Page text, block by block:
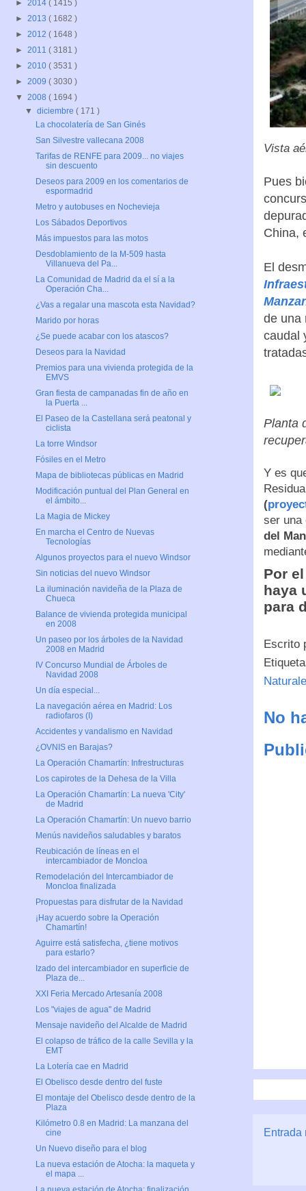
Vista
Pues
China,
El
de una
caudal
Planta
Y es
(
ser una
del
Por
haya
para
Escrito
No
Entrada
► 2014 ( 1415 )
► 2013 ( 1682 )
► 2012 ( 1648 )
► 2011 ( 3181 )
► 2010 ( 3531 )
► 2009 ( 3030 )
▼ 2008 ( 1694 )
▼diciembre( 171 )
La chocolatería de San Ginés
San Silvestre vallecana 2008
Tarifas de RENFE para 2009... no viajes
sin descuento
Deseos para 2009 en los comentarios de
espormadrid
Metro y autobuses en Nochevieja
Los Sábados Deportivos
Más impuestos para las motos
Desdoblamiento de la M-509 hasta
Villanueva del Pa...
La Comunidad de Madrid da el sí a la
Operación Cha...
¿Vas a regalar una mascota esta Navidad?
Marido por horas
¿Se puede acabar con los atascos?
Deseos para la Navidad
Premios para una vivienda protegida de la
EMVS
Gran fiesta de campanadas fin de año en
la Puerta ...
El Paseo de la Castellana será peatonal y
ciclista
La torre Windsor
Fósiles en el Metro
Mapa de bibliotecas públicas en Madrid
Modificación puntual del Plan General en
el ámbito...
La Magia de Mickey
En marcha el Centro de Nuevas
Tecnologías
Algunos proyectos para el nuevo Windsor
Sin noticias del nuevo Windsor
La iluminación navideña de la Plaza de
Chueca
Balance de vivienda protegida municipal
en 2008
Un paseo por los árboles de la Navidad
2008 en Madrid
IV Concurso Mundial de Árboles de
Navidad 2008
Un día especial...
La navegación aérea en Madrid: Los
radiofaros (I)
Accidentes y vandalismo en Navidad
¿OVNIS en Barajas?
La Operación Chamartín: Infrestructuras
Los capirotes de la Dehesa de la Villa
La Operación Chamartín: La nueva 'City'
de Madrid
La Operación Chamartín: Un nuevo barrio
Menús navideños saludables y baratos
Reubicación de líneas en el
intercambiador de Moncloa
Remodelación del Intercambiador de
Moncloa finalizada
Propuestas para disfrutar de la Navidad
¡Hay acuerdo sobre la Operación
Chamartín!
Aguirre está satisfecha, ¿tiene motivos
para estarlo?
Izado del intercambiador en superficie de
Plaza de...
XXI Feria Mercado Artesanía 2008
Los "viajes de agua" de Madrid
Mensaje navideño del Alcalde de Madrid
El colapso de tráfico de la calle Sevilla y la
EMT
La Lotería cae en Madrid
El Obelisco desde dentro del fuste
El montaje del Obelisco desde dentro de la
Plaza
Kilómetro 0.8 en Madrid: La manzana del
cine
Un Nuevo diseño para el blog
La nueva estación de Atocha: la maqueta y
el mapa ...